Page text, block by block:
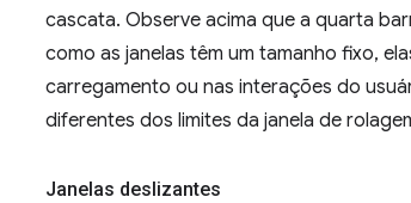
cascata. Observe acima que a quarta
como as janelas têm um tamanho fixo,
carregamento ou nas interações do
diferentes dos limites da janela de
Janelas deslizantes